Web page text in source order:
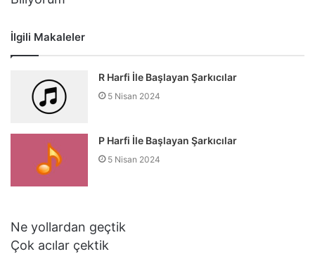
İlgili Makaleler
R Harfi İle Başlayan Şarkıcılar
5 Nisan 2024
P Harfi İle Başlayan Şarkıcılar
5 Nisan 2024
Ne yollardan geçtik
Çok acılar çektik